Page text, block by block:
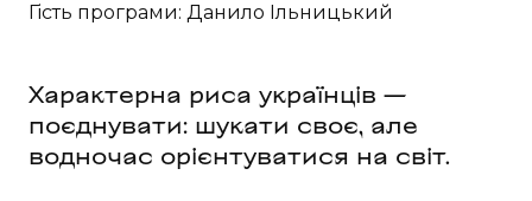
Гість програми: Данило Ільницький
Характерна риса українців —
поєднувати: шукати своє, але
водночас орієнтуватися на світ.